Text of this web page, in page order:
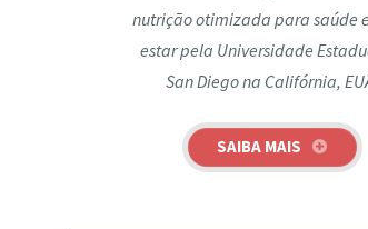
nutrição otimizada para saúde
estar pela Universidade
San Diego na Califórnia,
SAIBA MAIS